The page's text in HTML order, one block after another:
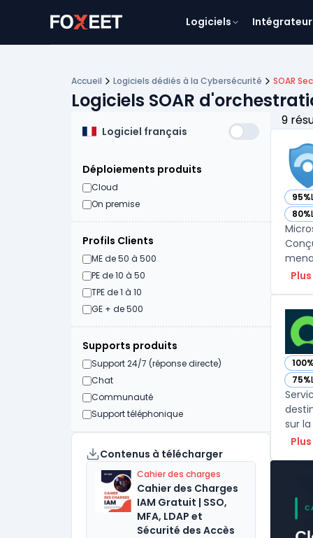
Logiciels
Accueil Logiciels dédiés à la Cybersécurité SOAR
Logiciels SOAR
Logiciel français
Déploiements produits
Cloud
On premise
Profils Clients
ME de 50 à 500
PE de 10 à 50
TPE de 1 à 10
GE + de 500
Supports produits
Support 24/7 (réponse directe)
Chat
Communauté
Support téléphonique
Contenus à télécharger
Cahier des charges
Cahier des Charges
IAM Gratuit | SSO,
MFA, LDAP et
Sécurité des Accès
9
95%
—
80%
—
100%
—
75%
—
sur